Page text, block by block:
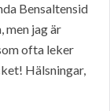
Bensaltensid
men jag är
ofta leker
Hälsningar,